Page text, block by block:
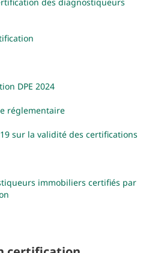
DPE 2024
réglementaire
sur la validité des certifications
immobiliers certifiés par